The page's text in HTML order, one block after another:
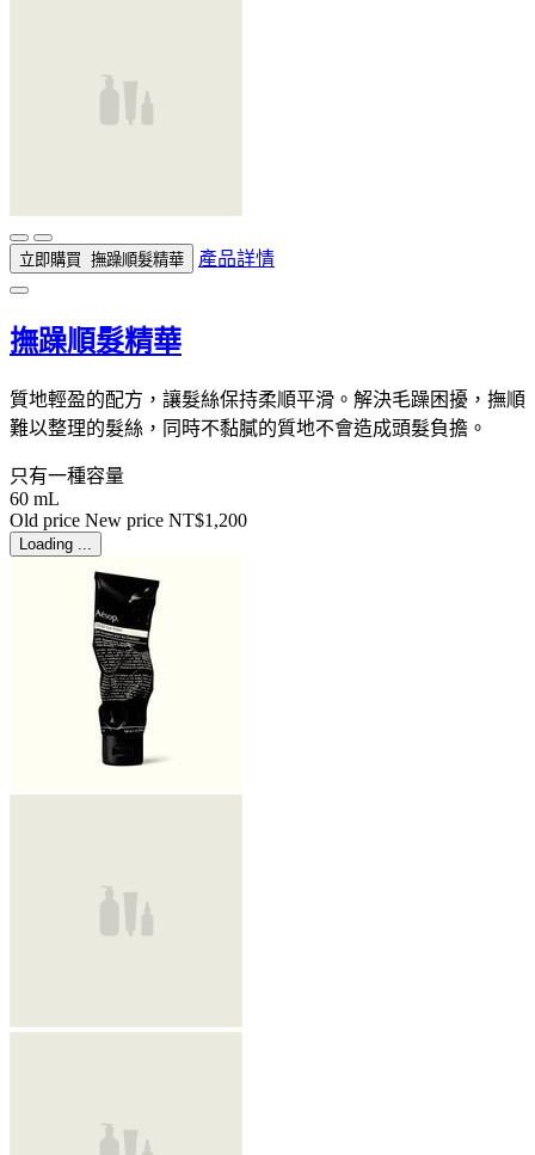
立即購買 撫躁順髮精華 產品詳情
撫躁順髮精華
質地輕盈的配方，讓髮絲保持柔順平滑。解決毛躁困擾，撫順
難以整理的髮絲，同時不黏膩的質地不會造成頭髮負擔。
只有一種容量
60 mL
Old price New price NT$1,200
Loading ...